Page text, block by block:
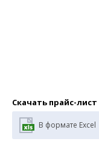
Скачать прайс-лист
В формате Excel